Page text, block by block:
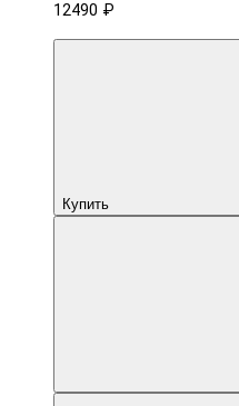
12490 ₽
Купить